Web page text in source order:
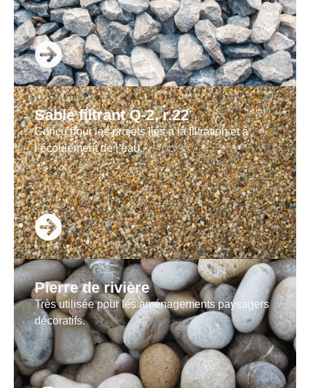
Sable filtrantQ-2, r.22
Conçu pour les projets liés à la filtration et à
l’écoulement de l’eau.
Pierre de rivière
Très utilisée pour les aménagements paysagers
décoratifs.